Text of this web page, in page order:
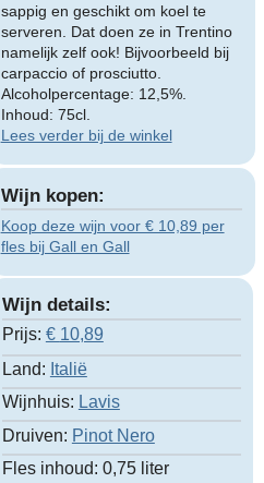
sappig en geschikt om koel te
serveren. Dat doen ze in Trentino
namelijk zelf ook! Bijvoorbeeld bij
carpaccio of prosciutto.
Alcoholpercentage: 12,5%.
Inhoud: 75cl.
Lees verder bij de winkel
Wijn kopen:
Koop deze wijn voor € 10,89 per
fles bij Gall en Gall
Wijn details:
Prijs: € 10,89
Land: Italië
Wijnhuis: Lavis
Druiven: Pinot Nero
Fles inhoud: 0,75 liter